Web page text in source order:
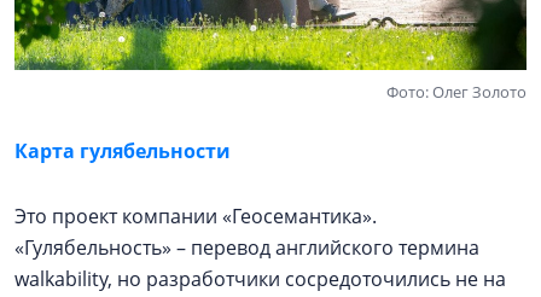
Фото: Олег Золото
Карта гулябельности
Это проект компании «Геосемантика».
«Гулябельность» – перевод английского термина
walkability, но разработчики сосредоточились не на